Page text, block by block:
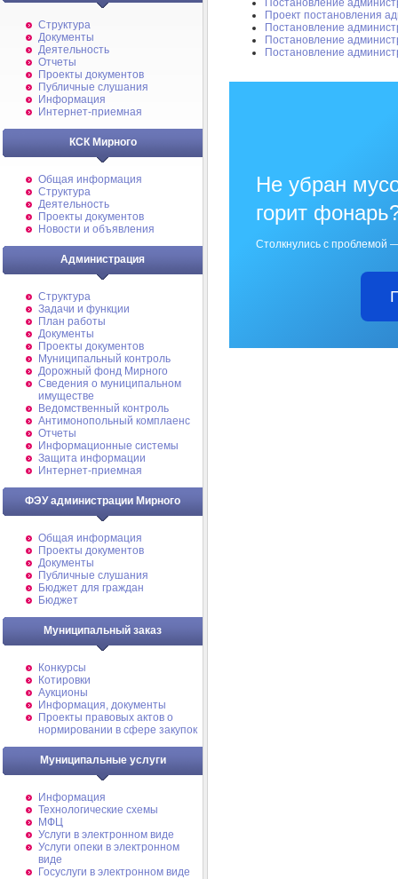
Структура
Документы
Деятельность
Отчеты
Проекты документов
Публичные слушания
Информация
Интернет-приемная
КСК Мирного
Общая информация
Структура
Деятельность
Проекты документов
Новости и объявления
Администрация
Структура
Задачи и функции
План работы
Документы
Проекты документов
Муниципальный контроль
Дорожный фонд Мирного
Cведения о муниципальном
имуществе
Ведомственный контроль
Антимонопольный комплаенс
Отчеты
Информационные системы
Защита информации
Интернет-приемная
ФЭУ администрации Мирного
Общая информация
Проекты документов
Документы
Публичные слушания
Бюджет для граждан
Бюджет
Муниципальный заказ
Конкурсы
Котировки
Аукционы
Информация, документы
Проекты правовых актов о
нормировании в сфере закупок
Муниципальные услуги
Информация
Технологические схемы
МФЦ
Услуги в электронном виде
Услуги опеки в электронном
виде
Госуслуги в электронном виде
Постановление
Проект постановления
Постановление
Постановление
Постановление
Не убран
горит
Столкнулись с проблемой